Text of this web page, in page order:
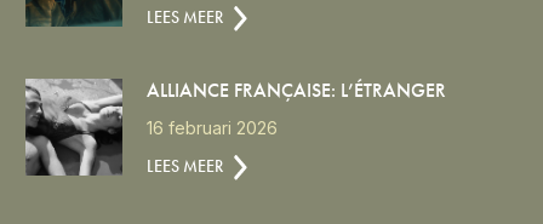
LEES MEER
ALLIANCE FRANÇAISE: L’ÉTRANGER
16 februari 2026
LEES MEER